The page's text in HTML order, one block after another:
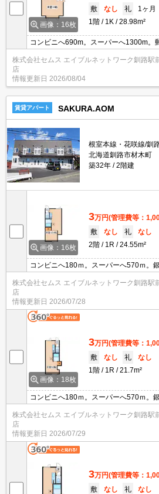
画像：16枚
敷
なし 礼
1ヶ月
1階
1K 28.98m²
コンビニへ690m。スーパーへ1300m。
株式会社セムス エイブルネットワーク釧路駅
店
情報更新日 2026/08/04
賃貸アパート SAKURA.AOM
根室本線・花咲線/釧
北海道釧路市材木町
築32年
2階建
画像：16枚
3万円(管理費等：
敷
なし 礼
なし
2階
1R 24.55m²
コンビニへ180ｍ。スーパーへ570ｍ。
株式会社セムス エイブルネットワーク釧路駅
店
情報更新日 2026/07/28
画像：18枚
3万円(管理費等：
敷
なし 礼
なし
1階
1R 21.7m²
コンビニへ180ｍ。スーパーへ570ｍ。
株式会社セムス エイブルネットワーク釧路駅
店
情報更新日 2026/07/29
3万円(管理費等：
敷
なし 礼
なし